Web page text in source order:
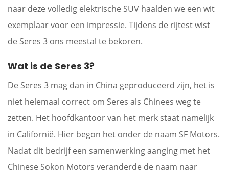
naar deze volledig elektrische SUV haalden we een wit
exemplaar voor een impressie. Tijdens de rijtest wist
de Seres 3 ons meestal te bekoren.
Wat is de Seres 3?
De Seres 3 mag dan in China geproduceerd zijn, het is
niet helemaal correct om Seres als Chinees weg te
zetten. Het hoofdkantoor van het merk staat namelijk
in Californië. Hier begon het onder de naam SF Motors.
Nadat dit bedrijf een samenwerking aanging met het
Chinese Sokon Motors veranderde de naam naar